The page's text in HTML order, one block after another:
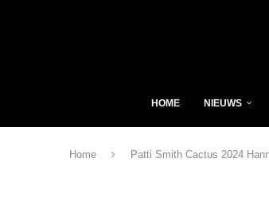
HOME NIEUWS
Home Patti Smith Cactus 2024